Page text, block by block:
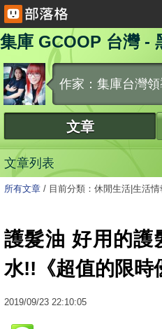
集庫 GCOOP 台灣 -
作家：集庫台灣
文章
文章列表
所有文章 / 目前分類：休閒生活|生活情
護髮油 好用的護
水!!《超值的限時
2019/09/23 22:10:05